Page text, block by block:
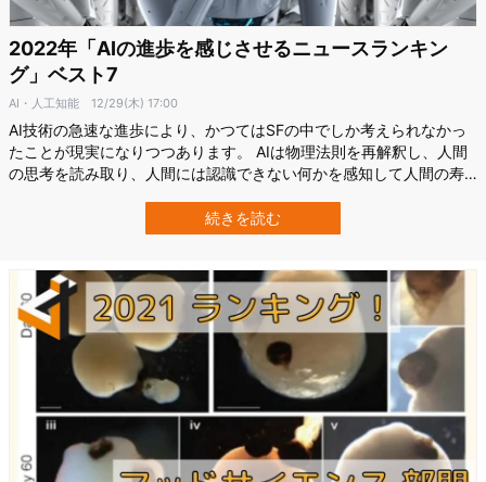
2022年「AIの進歩を感じさせるニュースランキン
グ」ベスト7
AI・人工知能 12/29(木) 17:00
AI技術の急速な進歩により、かつてはSFの中でしか考えられなかっ
たことが現実になりつつあります。 AIは物理法則を再解釈し、人間
の思考を読み取り、人間には認識できない何かを感知して人間の寿
た。 人間の脳を模しながら人間とは違う世界に生きるAIたちは、い
ったいどんな未来を作り出すのでしょうか？ 今回は2022年を振り返
続きを読む